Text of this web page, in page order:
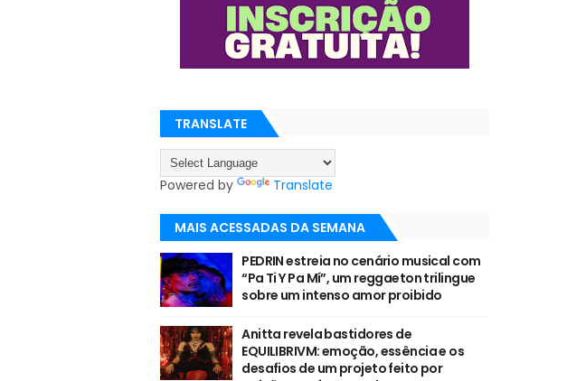
TRANSLATE
Powered by Translate
MAIS ACESSADAS DA SEMANA
PEDRIN estreia no cenário musical com
“Pa Ti Y Pa Mí”, um reggaeton trilingue
sobre um intenso amor proibido
Anitta revela bastidores de
EQUILIBRIVM: emoção, essência e os
desafios de um projeto feito por